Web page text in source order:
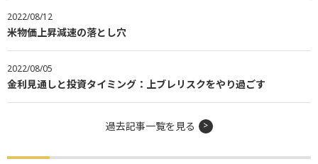
2022/08/12
米物価上昇減速の落とし穴
2022/08/05
金利見通しと投資タイミング：上ブレリスクをやり過ごす
過去記事一覧を見る